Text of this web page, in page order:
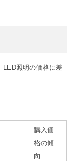
LED照明の価格に差
購入価
格の傾
向